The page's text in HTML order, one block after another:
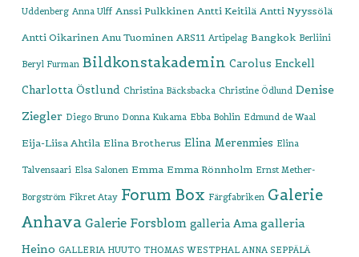
Uddenberg Anna Ulff Anssi Pulkkinen Antti Keitilä Antti Nyyssölä
Antti Oikarinen Anu Tuominen ARS11 Artipelag Bangkok Berliini
Beryl Furman Bildkonstakademin Carolus Enckell
Charlotta Östlund Christina Bäcksbacka Christine Ödlund Denise
Ziegler Diego Bruno Donna Kukama Ebba Bohlin Edmund de Waal
Eija-Liisa Ahtila Elina Brotherus Elina Merenmies Elina
Talvensaari Elsa Salonen Emma Emma Rönnholm Ernst Mether-
Borgström Fikret Atay Forum Box Färgfabriken Galerie
Anhava Galerie Forsblom galleria Ama galleria
Heino GALLERIA HUUTO THOMAS WESTPHAL ANNA SEPPÄLÄ